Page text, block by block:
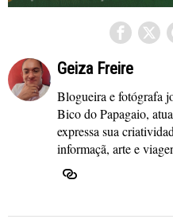
Geiza Freire
Blogueira e fotógrafa
Bico do Papagaio,
expressa sua
informaçã, arte e